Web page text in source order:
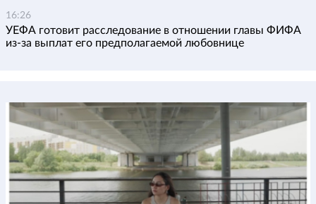
16:26
УЕФА готовит расследование в отношении главы ФИФА
из-за выплат его предполагаемой любовнице